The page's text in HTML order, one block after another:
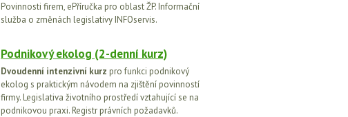
Povinnosti firem, ePříručka pro oblast ŽP. Informační
služba o změnách legislativy INFOservis.
Podnikový ekolog (2-denní kurz)
Dvoudenní intenzivní kurz pro funkci podnikový
ekolog s praktickým návodem na zjištění povinností
firmy. Legislativa životního prostředí vztahující se na
podnikovou praxi. Registr právních požadavků.